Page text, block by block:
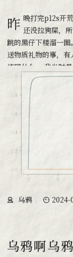
昨晚打完p12s开荒，差不多11点半了，才想起来黑仔 还没拉狗屎，
跳的黑仔下楼溜一
送物质礼物的事，
该回什么。 我当时
真的样子，又发现
恐、推却的反应，
子。我每次喂它零
嘴卖乖，会激动地
乌鸦 2024-
乌鸦啊乌